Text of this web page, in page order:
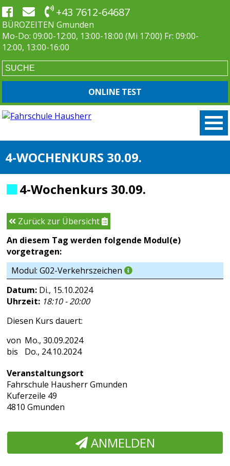
+43 7612-64687
BÜROZEITEN Gmunden
Mo-Do: 09:00-12:00, 13:00-18:00 (Mi 17:00) Fr: 09:00-
12:00, 13:00-16:00
ONLINE TEST
4-WOCHENKURS 30.09.
4-Wochenkurs 30.09.
Zurück zur Übersicht
An diesem Tag werden folgende Modul(e)
vorgetragen:
Modul: G02-Verkehrszeichen
Datum: Di., 15.10.2024
Uhrzeit: 18:10 - 20:00
Diesen Kurs dauert:
Mo., 30.09.2024
Do., 24.10.2024
Veranstaltungsort
Fahrschule Hausherr Gmunden
Kuferzeile 49
4810 Gmunden
ANMELDEN